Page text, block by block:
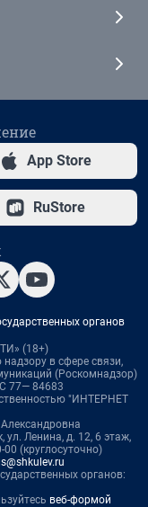
App Store
RuStore
органов
(18+)
в сфере связи,
(Роскомнадзор)
77— 84683
"ИНТЕРНЕТ
ул. Ленина, д. 12, 6 этаж,
(круглосуточно)
органов:
веб-формой